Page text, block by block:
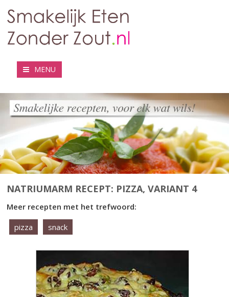
MENU
NATRIUMARM RECEPT: PIZZA, VARIANT 4
Meer recepten met het trefwoord:
pizza
snack